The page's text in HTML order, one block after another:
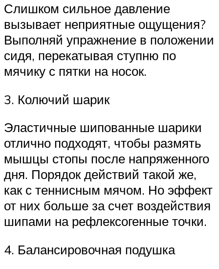
Слишком сильное давление
вызывает неприятные ощущения?
Выполняй упражнение в положении
сидя, перекатывая ступню по
мячику с пятки на носок.
3. Колючий шарик
Эластичные шипованные шарики
отлично подходят, чтобы размять
мышцы стопы после напряженного
дня. Порядок действий такой же,
как с теннисным мячом. Но эффект
от них больше за счет воздействия
шипами на рефлексогенные точки.
4. Балансировочная подушка